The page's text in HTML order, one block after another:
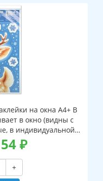
на окна А4+ В
в окно (видны с
в индивидуальной
клеевым клапаном)
₽
+